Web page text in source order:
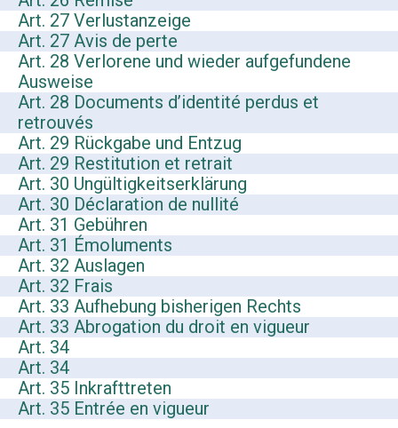
Art. 27 Verlustanzeige
Art. 27 Avis de perte
Art. 28 Verlorene und wieder aufgefundene
Ausweise
Art. 28 Documents d’identité perdus et
retrouvés
Art. 29 Rückgabe und Entzug
Art. 29 Restitution et retrait
Art. 30 Ungültigkeitserklärung
Art. 30 Déclaration de nullité
Art. 31 Gebühren
Art. 31 Émoluments
Art. 32 Auslagen
Art. 32 Frais
Art. 33 Aufhebung bisherigen Rechts
Art. 33 Abrogation du droit en vigueur
Art. 34
Art. 34
Art. 35 Inkrafttreten
Art. 35 Entrée en vigueur